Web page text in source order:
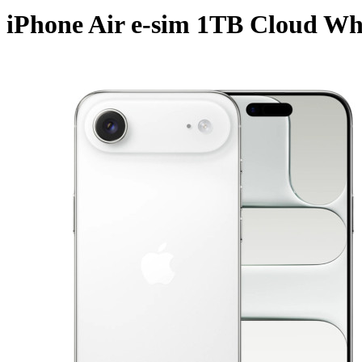
iPhone Air e-sim 1TB Cloud